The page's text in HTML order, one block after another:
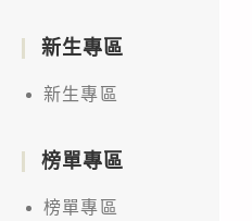
新生專區
新生專區
榜單專區
榜單專區